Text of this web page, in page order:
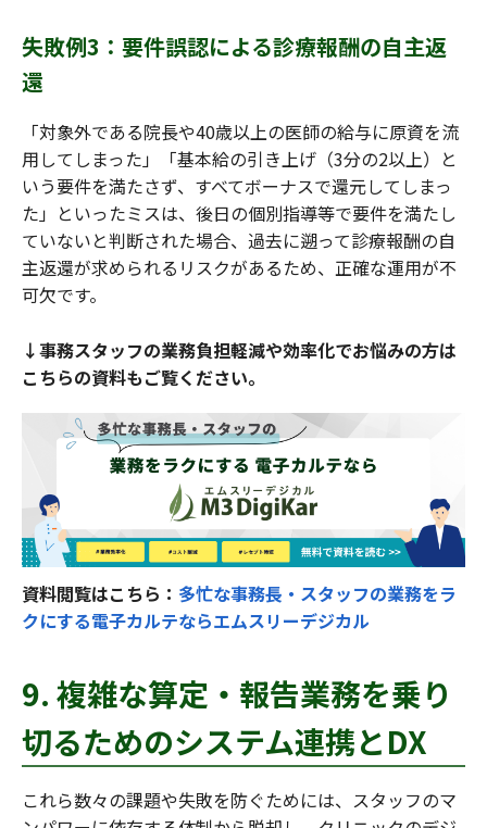
失敗例3：要件誤認による診療報酬の自主返
還
「対象外である院長や40歳以上の医師の給与に原資を流
用してしまった」「基本給の引き上げ（3分の2以上）と
いう要件を満たさず、すべてボーナスで還元してしまっ
た」といったミスは、後日の個別指導等で要件を満たし
ていないと判断された場合、過去に遡って診療報酬の自
主返還が求められるリスクがあるため、正確な運用が不
可欠です。
↓事務スタッフの業務負担軽減や効率化でお悩みの方は
こちらの資料もご覧ください。
資料閲覧はこちら： 多忙な事務長・スタッフの業務をラ
クにする電子カルテならエムスリーデジカル
9. 複雑な算定・報告業務を乗り
切るためのシステム連携とDX
これら数々の課題や失敗を防ぐためには、スタッフのマ